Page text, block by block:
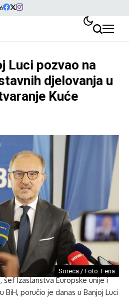
Luci pozvao na
djelovanja u
Kuće
Soreca / Foto: Fena
šef Izaslanstva Europske unije i
BiH, poručio je danas u Banjoj Luci